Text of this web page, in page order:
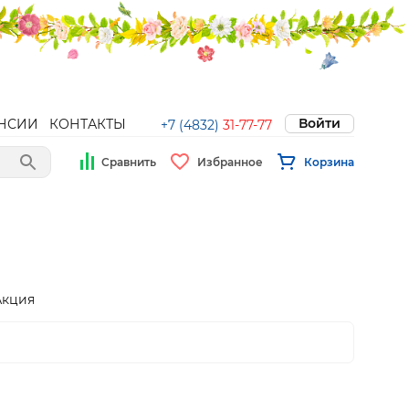
КОНТАКТЫ +7 (4832) 31-77-77 Войти
Сравнить Избранное Корзина